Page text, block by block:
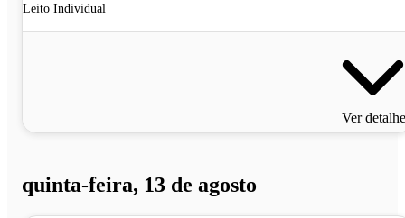
Leito Individual
Ver
quinta-feira, 13 de agosto